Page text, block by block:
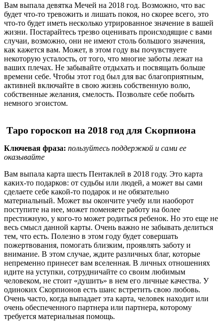
Вам выпала девятка Мечей на 2018 год. Возможно, что вас
будет что-то тревожить и лишать покоя, но скорее всего, это
что-то будет иметь несколько утрированное значение в вашей
жизни. Постарайтесь трезво оценивать происходящие с вами
случаи, возможно, они не имеют столь большого значения,
как кажется вам. Может, в этом году вы почувствуете
некоторую усталость, от того, что многие заботы лежат на
ваших плечах. Не забывайте отдыхать и посвящать больше
времени себе. Чтобы этот год был для вас благоприятным,
активней включайте в свою жизнь собственную волю,
собственные желания, смелость. Позвольте себе побыть
немного эгоистом.
Таро гороскоп на 2018 год для Скорпиона
Ключевая фраза: пользуйтесь поддержкой и сами ее
оказывайте
Вам выпала карта шесть Пентаклей в 2018 году. Это карта
каких-то подарков: от судьбы или людей, а может вы сами
сделаете себе какой-то подарок и не обязательно
материальный. Может вы окончите учебу или наоборот
поступите на нее, может поменяете работу на более
престижную, у кого-то может родиться ребенок. Но это еще не
весь смысл данной карты. Очень важно не забывать делиться
тем, что есть. Полезно в этом году будет совершать
пожертвования, помогать близким, проявлять заботу и
внимание. В этом случае, ждите различных благ, которые
непременно принесет вам вселенная. В личных отношениях
идите на уступки, сотрудничайте со своим любимым
человеком, не стоит «душить» в нем его личные качества. У
одиноких Скорпионов есть шанс встретить свою любовь.
Очень часто, когда выпадает эта карта, человек находит или
очень обеспеченного партнера или партнера, которому
требуется материальная помощь.